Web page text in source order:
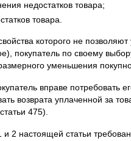
недостатков товара;
товара.
которого не
покупатель по своему
уменьшения
вправе потребовать
возврата уплаченной за
475).
2 настоящей статьи